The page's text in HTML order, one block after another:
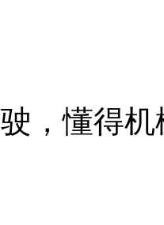
，懂得